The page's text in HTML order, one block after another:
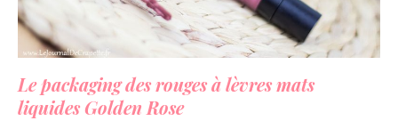
Le packaging des rouges à lèvres mats
liquides Golden Rose